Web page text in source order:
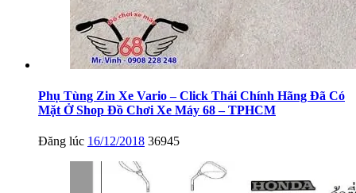
Phụ Tùng Zin Xe Vario – Click Thái Chính Hãng Đã Có
Mặt Ở Shop Đồ Chơi Xe Máy 68 – TPHCM
Đăng lúc 16/12/2018 36945